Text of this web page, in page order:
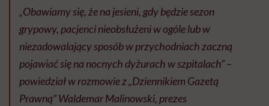
„Obawiamy się, że na jesieni, gdy będzie sezon
grypowy, pacjenci nieobsłużeni w ogóle lub w
niezadowalający sposób w przychodniach zaczną
pojawiać się na nocnych dyżurach w szpitalach” –
powiedział w rozmowie z „Dziennikiem Gazetą
Prawną” Waldemar Malinowski, prezes